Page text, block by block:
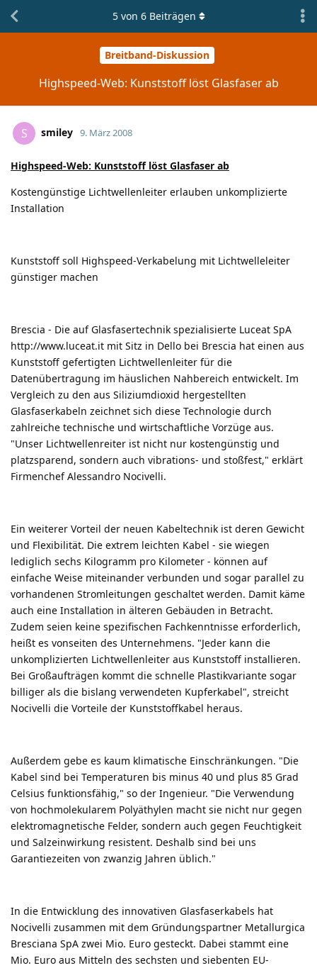
Breitband-Diskussion
Highspeed-Web: Kunststoff löst Glasfaser ab
5von 6Beiträgen
S smiley 9. März 2008
Highspeed-Web: Kunststoff löst Glasfaser ab
Kostengünstige Lichtwellenleiter erlauben unkomplizierte
Installation
Kunststoff soll Highspeed-Verkabelung mit Lichtwelleleiter
günstiger machen
Brescia - Die auf Glasfasertechnik spezialisierte Luceat SpA
http://www.luceat.it mit Sitz in Dello bei Brescia hat einen aus
Kunststoff gefertigten Lichtwellenleiter für die
Datenübertragung im häuslichen Nahbereich entwickelt. Im
Vergleich zu den aus Siliziumdioxid hergestellten
Glasfaserkabeln zeichnet sich diese Technologie durch
zahlreiche technische und wirtschaftliche Vorzüge aus.
"Unser Lichtwellenreiter ist nicht nur kostengünstig und
platzsparend, sondern auch vibrations- und stoßfest," erklärt
Firmenchef Alessandro Nocivelli.
Ein weiterer Vorteil der neuen Kabeltechnik ist deren Gewicht
und Flexibilität. Die extrem leichten Kabel - sie wiegen
lediglich sechs Kilogramm pro Kilometer - können auf
einfache Weise miteinander verbunden und sogar parallel zu
vorhandenen Stromleitungen geschaltet werden. Damit käme
auch eine Installation in älteren Gebäuden in Betracht.
Zudem seien keine spezifischen Fachkenntnisse erforderlich,
heißt es vonseiten des Unternehmens. "Jeder kann die
unkomplizierten Lichtwellenleiter aus Kunststoff installieren.
Bei Großaufträgen kommt die schnelle Plastikvariante sogar
billiger als die bislang verwendeten Kupferkabel", streicht
Nocivelli die Vorteile der Kunststoffkabel heraus.
Außerdem gebe es kaum klimatische Einschränkungen. "Die
Kabel sind bei Temperaturen bis minus 40 und plus 85 Grad
Celsius funktionsfähig," so der Ingenieur. "Die Verwendung
von hochmolekularem Polyäthylen macht sie nicht nur gegen
elektromagnetische Felder, sondern auch gegen Feuchtigkeit
und Salzeinwirkung resistent. Deshalb sind bei uns
Garantiezeiten von zwanzig Jahren üblich."
In die Entwicklung des innovativen Glasfaserkabels hat
Nocivelli zusammen mit dem Gründungspartner Metallurgica
Bresciana SpA zwei Mio. Euro gesteckt. Dabei stammt eine
Mio. Euro aus Mitteln des sechsten und siebenten EU-